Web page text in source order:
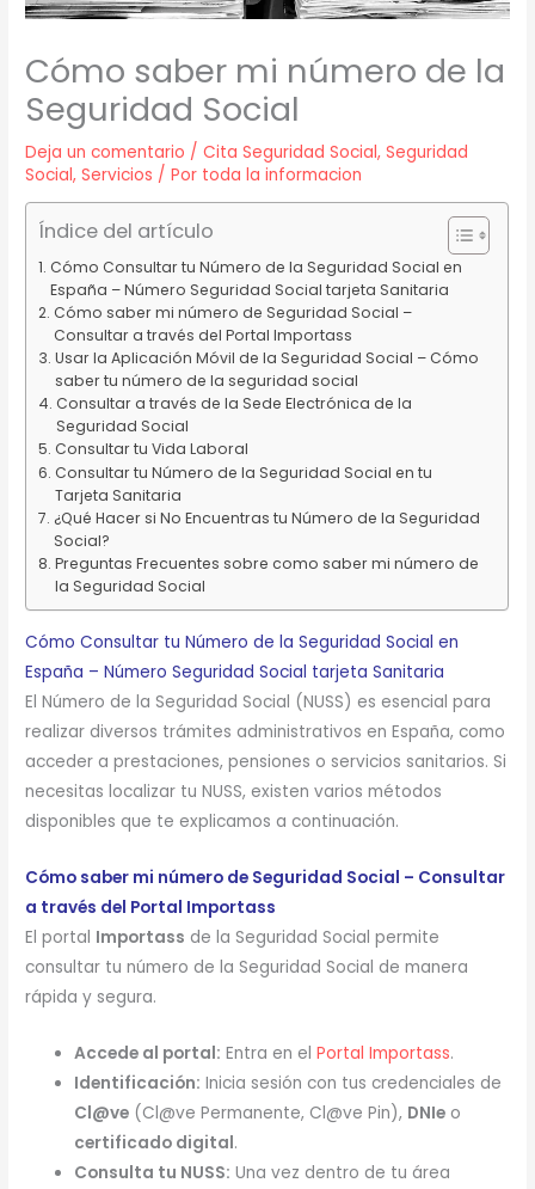
Cómo saber mi número de la
Seguridad Social
Deja un comentario /Cita Seguridad Social,Seguridad
Social,Servicios / Por toda la informacion
Índice del artículo
Cómo Consultar tu Número de la Seguridad Social en
España – Número Seguridad Social tarjeta Sanitaria
Cómo saber mi número de Seguridad Social –
Consultar a través del Portal Importass
Usar la Aplicación Móvil de la Seguridad Social – Cómo
saber tu número de la seguridad social
Consultar a través de la Sede Electrónica de la
Seguridad Social
Consultar tu Vida Laboral
Consultar tu Número de la Seguridad Social en tu
Tarjeta Sanitaria
¿Qué Hacer si No Encuentras tu Número de la Seguridad
Social?
Preguntas Frecuentes sobre como saber mi número de
la Seguridad Social
Cómo Consultar tu Número de la Seguridad Social en
España – Número Seguridad Social tarjeta Sanitaria
El Número de la Seguridad Social (NUSS) es esencial para
realizar diversos trámites administrativos en España, como
acceder a prestaciones, pensiones o servicios sanitarios. Si
necesitas localizar tu NUSS, existen varios métodos
disponibles que te explicamos a continuación.
Cómo saber mi número de Seguridad Social – Consultar
a través del Portal Importass
El portal Importass de la Seguridad Social permite
consultar tu número de la Seguridad Social de manera
rápida y segura.
Accede al portal: Entra en elPortal Importass.
Identificación: Inicia sesión con tus credenciales de
Cl@ve (Cl@ve Permanente, Cl@ve Pin), DNIe o
certificado digital.
Consulta tu NUSS: Una vez dentro de tu área